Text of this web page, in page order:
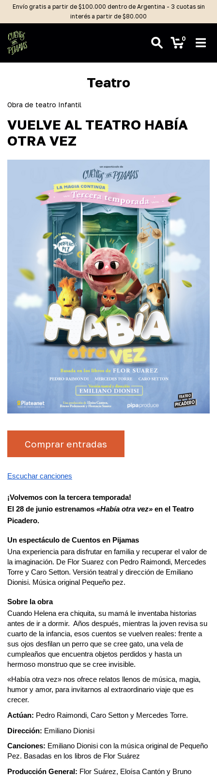
Envío gratis a partir de $100.000 dentro de Argentina - 3 cuotas sin
interés a partir de $80.000
0
Teatro
Obra de teatro Infantil
VUELVE AL TEATRO HABÍA
OTRA VEZ
Comprar entradas
Escuchar canciones
¡Volvemos con la tercera temporada!
El 28 de junio estrenamos «Había otra vez» en el Teatro
Picadero.
Un espectáculo de Cuentos en Pijamas
Una experiencia para disfrutar en familia y recuperar el valor de
la imaginación. De Flor Suarez con Pedro Raimondi, Mercedes
Torre y Caro Setton. Versión teatral y dirección de Emiliano
Dionisi. Música original Pequeño pez.
Sobre la obra
Cuando Helena era chiquita, su mamá le inventaba historias
antes de ir a dormir. Años después, mientras la joven revisa su
cuarto de la infancia, esos cuentos se vuelven reales: frente a
sus ojos desfilan un perro que se cree gato, una vela de
cumpleaños que encuentra objetos perdidos y hasta un
hermoso monstruo que se cree invisible.
«Había otra vez» nos ofrece relatos llenos de música, magia,
humor y amor, para invitarnos al extraordinario viaje que es
crecer.
Actúan: Pedro Raimondi, Caro Setton y Mercedes Torre.
Dirección: Emiliano Dionisi
Canciones: Emiliano Dionisi con la música original de Pequeño
Pez. Basadas en los libros de Flor Suárez
Producción General: Flor Suárez, Eloísa Cantón y Bruno